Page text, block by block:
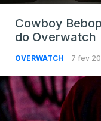
Cowboy
do Overwatch
OVERWATCH 7 fev